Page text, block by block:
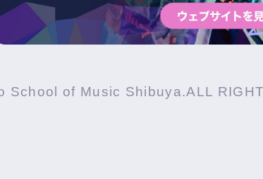
School of Music Shibuya.ALL